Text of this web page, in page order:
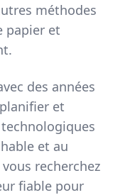
méthodes
papier et
des années
et
et au
recherchez
fiable pour